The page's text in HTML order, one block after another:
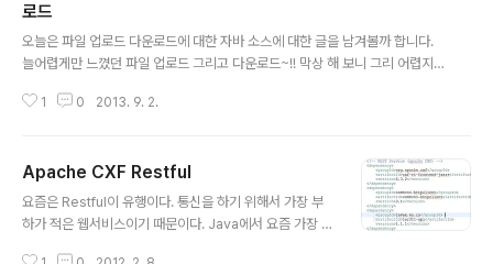
apache와 tomcat, tomcat connectors를 다운로드
받는다. 1. 아파치2는 아래 사이트에서 Windows용인 htt
pd-2.0.65-win32-x86-no_ssl.msi 를 다운로드 받
은 아래 사이트에서 ..
로드
오늘은 파일 업로드 다운로드에 대한 자바 소스에 대한 글을 남겨볼까 합니다.
늘어렵게만 느꼈던 파일 업로드 그리고 다운로드~!! 막상 해 보니 그리 어렵지
하였습니다. jar 파일을 받아서 import 하면 되니까 엄청 편하더라구요~!! 아래
upload/using.html 아래 소스는 파일 업로드 샘플 예제이구요~!! public voi
d upload(HttpServletRequest request) throws Exception { // ..
1 0 2013. 9. 2.
Apache CXF Restful
요즘은 Restful이 유행이다. 통신을 하기 위해서 가장 부
하가 적은 웹서비스이기 때문이다. Java에서 요즘 가장 많